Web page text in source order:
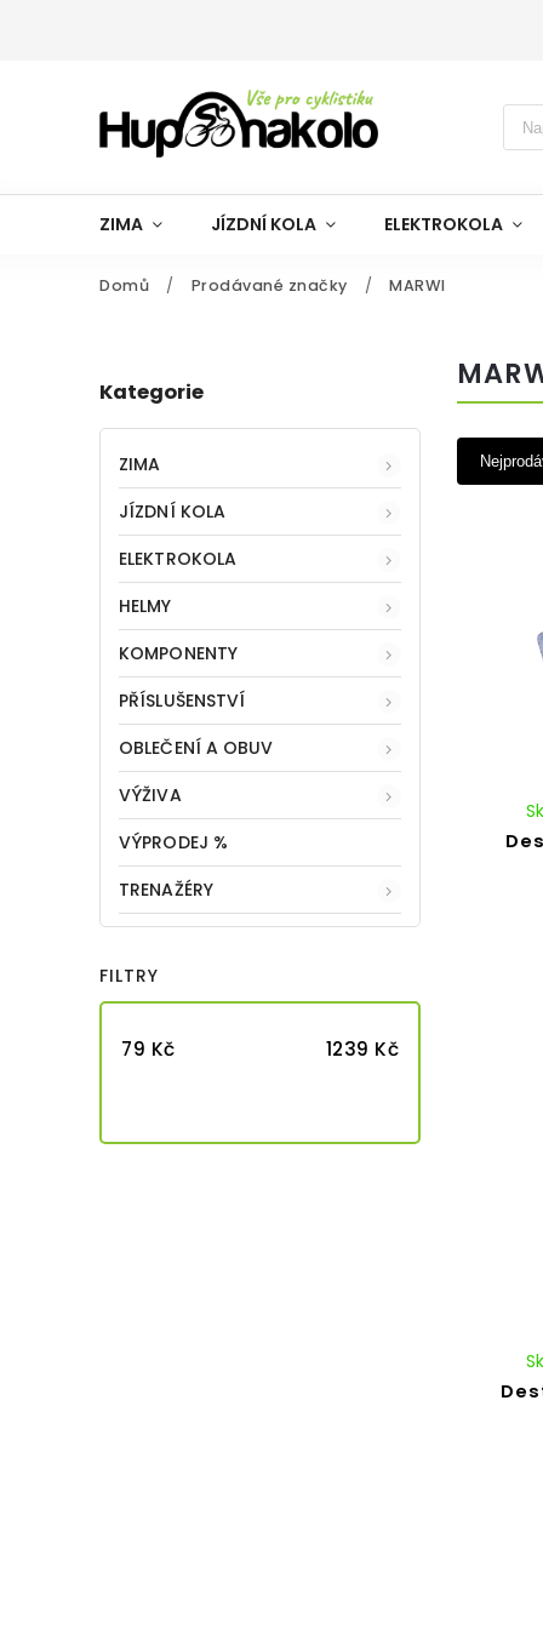
ZIMA JÍZDNÍ KOLA ELEKTROKOLA
Domů / Prodávané značky / MARWI
Kategorie
ZIMA
JÍZDNÍ KOLA
ELEKTROKOLA
HELMY
KOMPONENTY
PŘÍSLUŠENSTVÍ
OBLEČENÍ A OBUV
VÝŽIVA
VÝPRODEJ %
TRENAŽÉRY
FILTRY
79 Kč 1239 Kč